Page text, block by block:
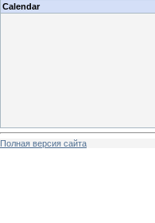
Calendar
Полная версия сайта